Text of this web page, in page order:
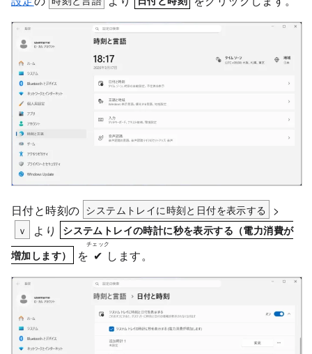
日付と時刻の システムトレイに時刻と日付を表示する >
ｖ より
システムトレイの時計に秒を表示する（電力消費が
増加します）
を ✔
チェック
します。